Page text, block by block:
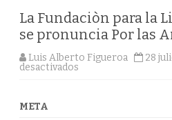
La Fundaciòn para la
se pronuncia Por las
Luis Alberto Figueroa 28
desactivados
META